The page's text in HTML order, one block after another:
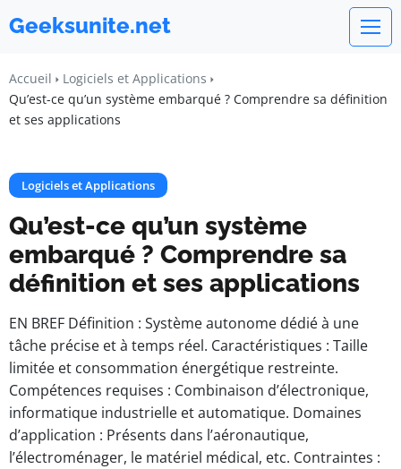
Geeksunite.net
Accueil
Logiciels et Applications
Qu’est-ce qu’un système embarqué ? Comprendre sa définition
et ses applications
Logiciels et Applications
Qu’est-ce qu’un système
embarqué ? Comprendre sa
définition et ses applications
EN BREF Définition : Système autonome dédié à une
tâche précise et à temps réel. Caractéristiques : Taille
limitée et consommation énergétique restreinte.
Compétences requises : Combinaison d’électronique,
informatique industrielle et automatique. Domaines
d’application : Présents dans l’aéronautique,
l’électroménager, le matériel médical, etc. Contraintes :